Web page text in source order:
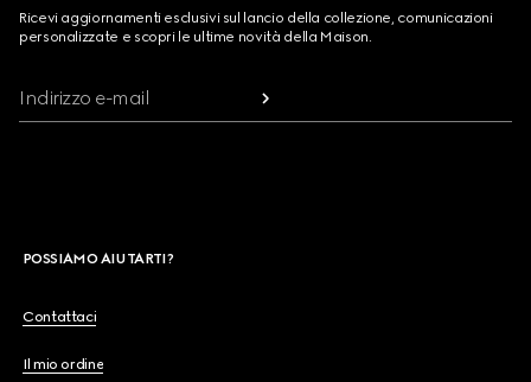
Ricevi aggiornamenti esclusivi sul lancio della collezione, comunicazioni
personalizzate e scopri le ultime novità della Maison.
Indirizzo e-mail
POSSIAMO AIUTARTI?
Contattaci
Il mio ordine